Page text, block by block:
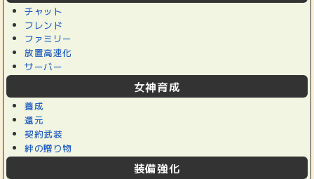
チャット
フレンド
ファミリー
放置高速化
サーバー
女神育成
養成
還元
契約武装
絆の贈り物
装備強化